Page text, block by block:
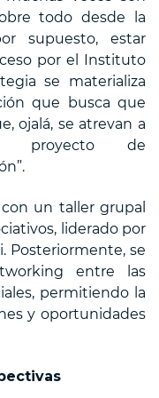
todo desde la
supuesto, estar
por el Instituto
se materializa
que busca que
ojalá, se atrevan a
proyecto de
un taller grupal
liderado por
Posteriormente, se
entre las
permitiendo la
y oportunidades